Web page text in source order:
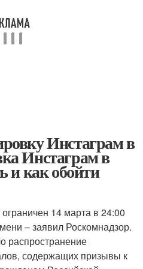
Инстаграм в
Инстаграм в
и как обойти
14 марта в 24:00
– заявил Роскомнадзор.
распространение
содержащих призывы к